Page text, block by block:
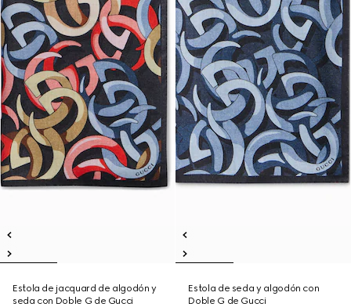
Estola de jacquard de algodón y
seda con Doble G de Gucci
Estola de seda y algodón con
Doble G de Gucci